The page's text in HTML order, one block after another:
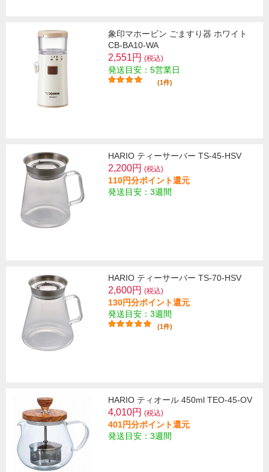
象印マホービン ごますり器 ホワイト
CB-BA10-WA
2,551円 (税込)
発送目安：5営業日
(1件)
HARIO ティーサーバー TS-45-HSV
2,200円 (税込)
110円分ポイント還元
発送目安：3週間
HARIO ティーサーバー TS-70-HSV
2,600円 (税込)
130円分ポイント還元
発送目安：3週間
(1件)
HARIO ティオール 450ml TEO-45-OV
4,010円 (税込)
401円分ポイント還元
発送目安：3週間